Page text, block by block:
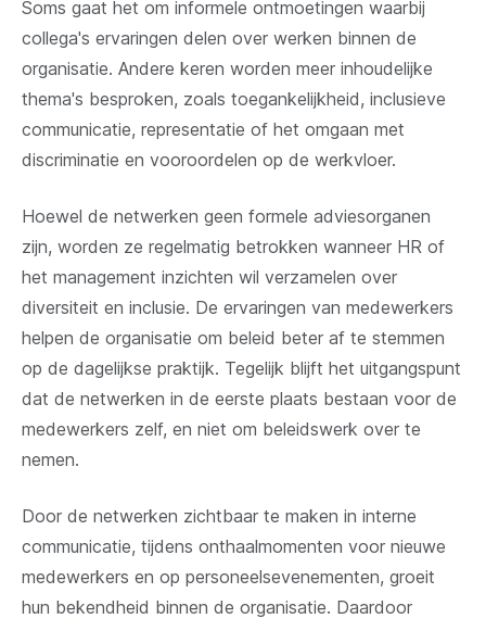
Soms gaat het om informele ontmoetingen waarbij
collega's ervaringen delen over werken binnen de
organisatie. Andere keren worden meer inhoudelijke
thema's besproken, zoals toegankelijkheid, inclusieve
communicatie, representatie of het omgaan met
discriminatie en vooroordelen op de werkvloer.
Hoewel de netwerken geen formele adviesorganen
zijn, worden ze regelmatig betrokken wanneer HR of
het management inzichten wil verzamelen over
diversiteit en inclusie. De ervaringen van medewerkers
helpen de organisatie om beleid beter af te stemmen
op de dagelijkse praktijk. Tegelijk blijft het uitgangspunt
dat de netwerken in de eerste plaats bestaan voor de
medewerkers zelf, en niet om beleidswerk over te
nemen.
Door de netwerken zichtbaar te maken in interne
communicatie, tijdens onthaalmomenten voor nieuwe
medewerkers en op personeelsevenementen, groeit
hun bekendheid binnen de organisatie. Daardoor